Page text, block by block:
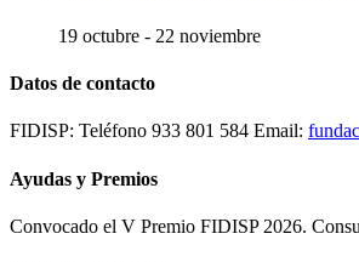
19 octubre - 22 noviembre
Datos de contacto
FIDISP: Teléfono 933 801 584 Email:
Ayudas y Premios
Convocado el V Premio FIDISP 2026.